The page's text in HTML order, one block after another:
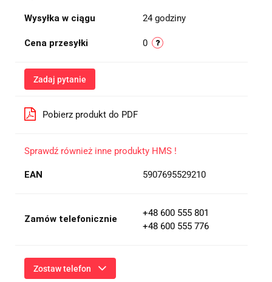
Wysyłka w ciągu 24 godziny
Cena przesyłki 0
Zadaj pytanie
Pobierz produkt do PDF
Sprawdź również inne produkty HMS !
EAN 5907695529210
Zamów telefonicznie
+48 600 555 801
+48 600 555 776
Zostaw telefon